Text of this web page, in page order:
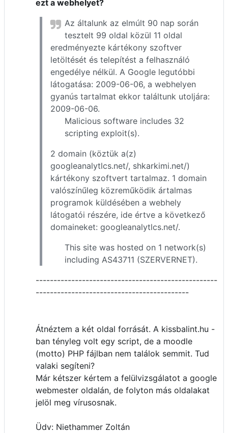
ezt a webhelyet?
Az általunk az elmúlt 90 nap során
tesztelt 99 oldal közül 11 oldal
eredményezte kártékony szoftver
letöltését és telepítést a felhasználó
engedélye nélkül. A Google legutóbbi
látogatása: 2009-06-06, a webhelyen
gyanús tartalmat ekkor találtunk utoljára:
2009-06-06.
Malicious software includes 32
scripting exploit(s).
2 domain (köztük a(z)
googleanalytlcs.net/, shkarkimi.net/)
kártékony szoftvert tartalmaz. 1 domain
valószínűleg közreműködik ártalmas
programok küldésében a webhely
látogatói részére, ide értve a következő
domaineket: googleanalytlcs.net/.
This site was hosted on 1 network(s)
including AS43711 (SZERVERNET).
---------------------------------------------------
-------------------------------------------
Átnéztem a két oldal forrását. A kissbalint.hu -
ban tényleg volt egy script, de a moodle
(motto) PHP fájlban nem találok semmit. Tud
valaki segíteni?
Már kétszer kértem a felülvizsgálatot a google
webmester oldalán, de folyton más oldalakat
jelöl meg vírusosnak.
Üdv: Niethammer Zoltán